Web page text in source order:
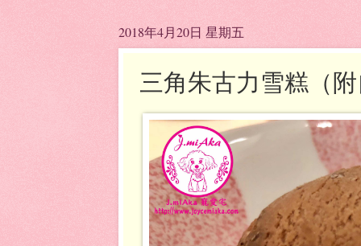
2018年4月20日 星期五
三角朱古力雪糕（